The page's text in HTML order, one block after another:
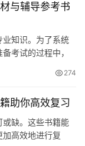
与辅导参考书
业知识。为了系统
考试的过程中，
274
助你高效复习
缺。这些书籍能
高效地进行复